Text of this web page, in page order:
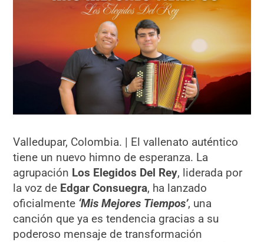
Valledupar, Colombia. | El vallenato auténtico
tiene un nuevo himno de esperanza. La
agrupación Los Elegidos Del Rey, liderada por
la voz de Edgar Consuegra, ha lanzado
oficialmente ‘Mis Mejores Tiempos’, una
canción que ya es tendencia gracias a su
poderoso mensaje de transformación